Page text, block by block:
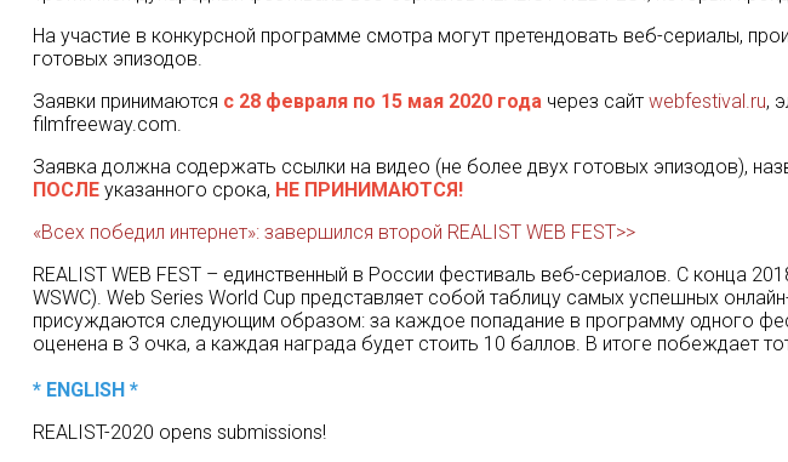
На участие в конкурсной программе смотра могут претендовать веб-сериалы,
готовых эпизодов.
Заявки принимаются с 28 февраля по 15 мая 2020 годачерез сайт webfestival.ru,
filmfreeway.com.
Заявка должна содержать ссылки на видео (не более двух готовых эпизодов),
ПОСЛЕуказанного срока, НЕ ПРИНИМАЮТСЯ!
«Всех победил интернет»: завершился второй REALIST WEB FEST>>
REALIST WEB FEST – единственный в России фестиваль веб-сериалов. С конца
WSWC). Web Series World Cup представляет собой таблицу самых успешных
присуждаются следующим образом: за каждое попадание в программу одного
оценена в 3 очка, а каждая награда будет стоить 10 баллов. В итоге побеждает
* ENGLISH *
REALIST-2020 opens submissions!